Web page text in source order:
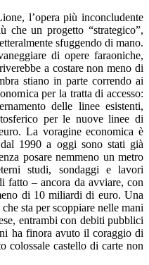
l’opera più inconcludente
che un progetto “strategico”,
sfuggendo di mano.
di opere faraoniche,
a costare non meno di
stiano in parte correndo ai
per la tratta di accesso:
delle linee esistenti,
per le nuove linee di
La voragine economica è
1990 a oggi sono stati già
posare nemmeno un metro
studi, sondaggi e lavori
fatto – ancora da avviare, con
di 10 miliardi di euro. Una
sta per scoppiare nelle mani
entrambi con debiti pubblici
ha finora avuto il coraggio di
colossale castello di carte non